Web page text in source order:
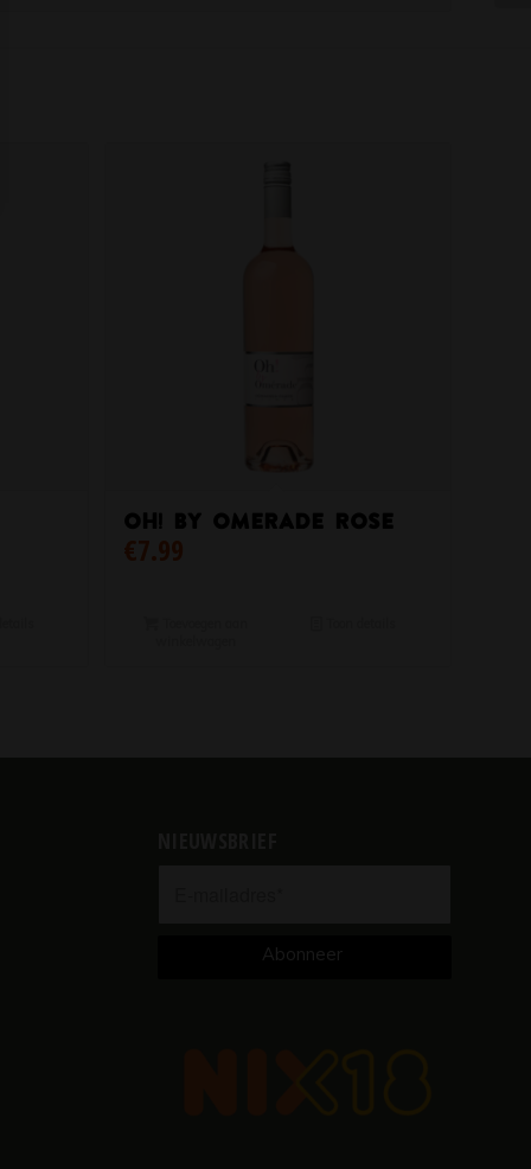
Oh! By Omerade Rose
€7.99